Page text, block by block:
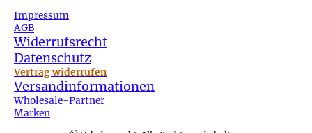
Impressum
AGB
Widerrufsrecht
Datenschutz
Vertrag widerrufen
Versandinformationen
Wholesale-Partner
Marken